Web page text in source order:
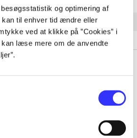
og optimering af
kan til enhver tid ændre eller
ved at klikke på ”Cookies” i
kan læse mere om de anvendte
)
)